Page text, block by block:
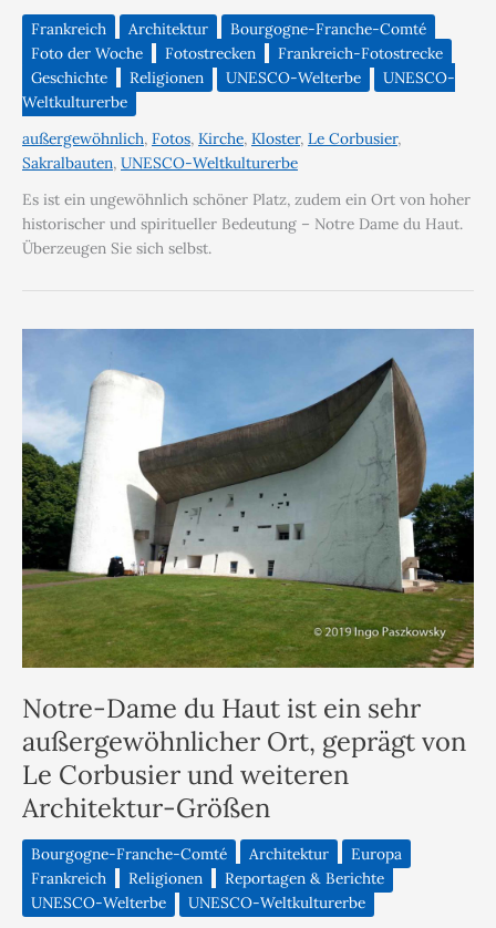
Frankreich Architektur
Bourgogne-Franche-Comté
Foto der Woche
Fotostrecken
Frankreich-Fotostrecke
Geschichte
Religionen UNESCO-Welterbe
UNESCO-
Weltkulturerbe
außergewöhnlich, Fotos, Kirche, Kloster, Le Corbusier,
Sakralbauten, UNESCO-Weltkulturerbe
Es ist ein ungewöhnlich schöner Platz, zudem ein Ort von hoher
historischer und spiritueller Bedeutung – Notre Dame du Haut.
Überzeugen Sie sich selbst.
Notre-Dame du Haut ist ein sehr
außergewöhnlicher Ort, geprägt von
Le Corbusier und weiteren
Architektur-Größen
Bourgogne-Franche-Comté Architektur
Europa
Frankreich
Religionen
Reportagen & Berichte
UNESCO-Welterbe
UNESCO-Weltkulturerbe